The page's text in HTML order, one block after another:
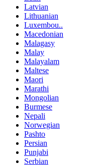
Latvian
Lithuanian
Luxembou..
Macedonian
Malagasy
Malay
Malayalam
Maltese
Maori
Marathi
Mongolian
Burmese
Nepali
Norwegian
Pashto
Persian
Punjabi
Serbian